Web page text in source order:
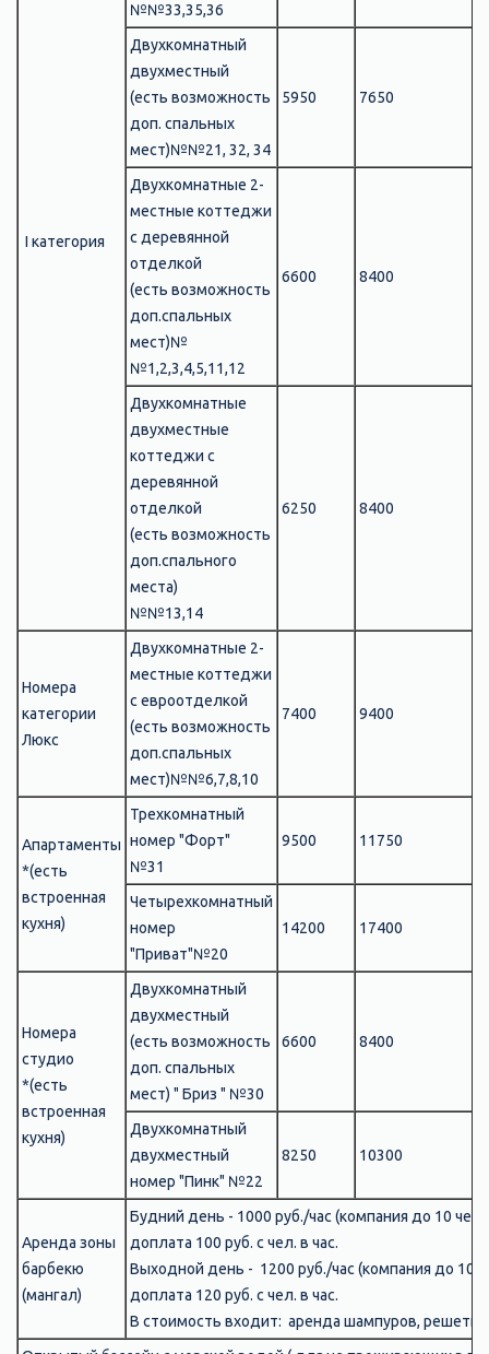
І категория
№№33,35,36
Двухкомнатный
двухместный
(есть возможность
доп. спальных
мест)№№21, 32, 34
5950 7650
Двухкомнатные 2-
местные коттеджи
с деревянной
отделкой
(есть возможность
доп.спальных
мест)№
№1,2,3,4,5,11,12
6600 8400
Двухкомнатные
двухместные
коттеджи с
деревянной
отделкой
(есть возможность
доп.спального
места)
№№13,14
6250 8400
Номера
категории
Люкс
Двухкомнатные 2-
местные коттеджи
с евроотделкой
(есть возможность
доп.спальных
мест)№№6,7,8,10
7400 9400
Апартаменты
*(есть
встроенная
кухня)
Трехкомнатный
номер "Форт"
№31
9500 11750
Четырехкомнатный
номер
"Приват"№20
14200 17400
Номера
студио
*(есть
встроенная
кухня)
Двухкомнатный
двухместный
(есть возможность
доп. спальных
мест) " Бриз " №30
6600 8400
Двухкомнатный
двухместный
номер "Пинк" №22
8250 10300
Аренда зоны
барбекю
(мангал)
Будний день - 1000 руб./час (компания до 10
доплата 100 руб. с чел. в час.
Выходной день - 1200 руб./час (компания до 10
доплата 120 руб. с чел. в час.
В стоимость входит: аренда шампуров, решетка